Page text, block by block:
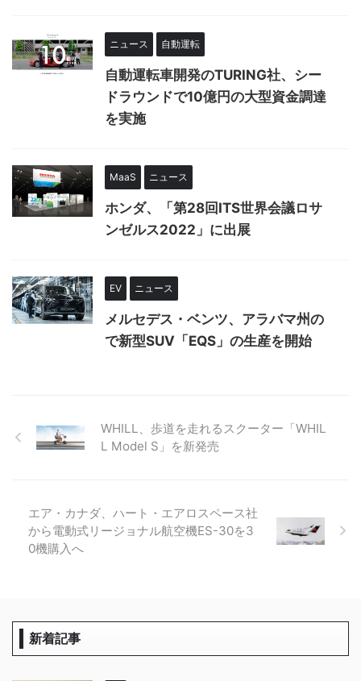
ニュース 自動運転
自動運転車開発のTURING社、シー
ドラウンドで10億円の大型資金調達
を実施
MaaS ニュース
ホンダ、「第28回ITS世界会議ロサ
ンゼルス2022」に出展
EV ニュース
メルセデス・ベンツ、アラバマ州の
で新型SUV「EQS」の生産を開始
WHILL、歩道を走れるスクーター「WHIL
L Model S」を新発売
エア・カナダ、ハート・エアロスペース社
から電動式リージョナル航空機ES-30を3
0機購入へ
新着記事